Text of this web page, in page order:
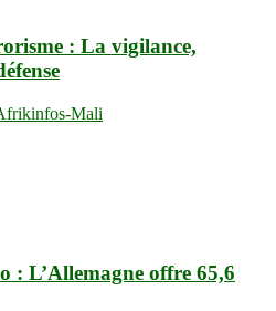
: La vigilance,
Mali
: L’Allemagne offre 65,6